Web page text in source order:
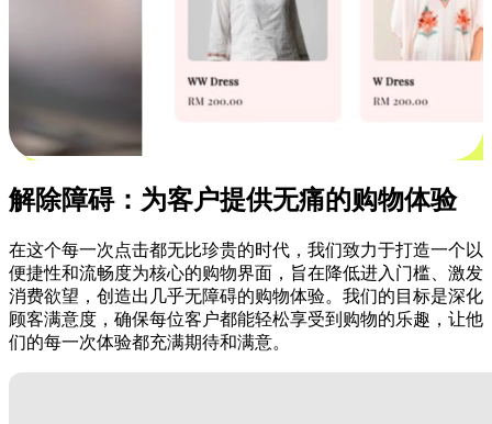
解除障碍：为客户提供无痛的购物体验
在这个每一次点击都无比珍贵的时代，我们致力于打造一个以
便捷性和流畅度为核心的购物界面，旨在降低进入门槛、激发
消费欲望，创造出几乎无障碍的购物体验。我们的目标是深化
顾客满意度，确保每位客户都能轻松享受到购物的乐趣，让他
们的每一次体验都充满期待和满意。